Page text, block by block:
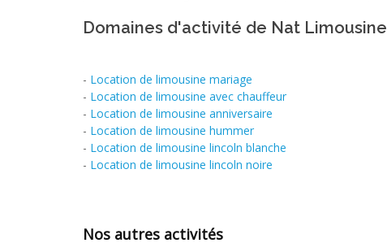
Domaines d'activité de Nat Limousine
- Location de limousine mariage
- Location de limousine avec chauffeur
- Location de limousine anniversaire
- Location de limousine hummer
- Location de limousine lincoln blanche
- Location de limousine lincoln noire
Nos autres activités